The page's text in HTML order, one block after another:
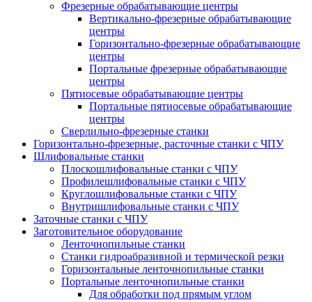
Фрезерные обрабатывающие центры
Вертикально-фрезерные обрабатывающие
центры
Горизонтально-фрезерные обрабатывающие
центры
Портальные фрезерные обрабатывающие
центры
Пятиосевые обрабатывающие центры
Портальные пятиосевые обрабатывающие
центры
Сверлильно-фрезерные станки
Горизонтально-фрезерные, расточные станки с ЧПУ
Шлифовальные станки
Плоскошлифовальные станки с ЧПУ
Профилешлифовальные станки с ЧПУ
Круглошлифовальные станки с ЧПУ
Внутришлифовальные станки с ЧПУ
Заточные станки с ЧПУ
Заготовительное оборудование
Ленточнопильные станки
Станки гидроабразивной и термической резки
Горизонтальные ленточнопильные станки
Портальные ленточнопильные станки
Для обработки под прямым углом